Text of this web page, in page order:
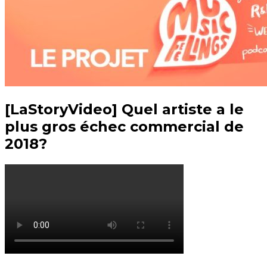
[LaStoryVideo] Quel artiste a le
plus gros échec commercial de
2018?